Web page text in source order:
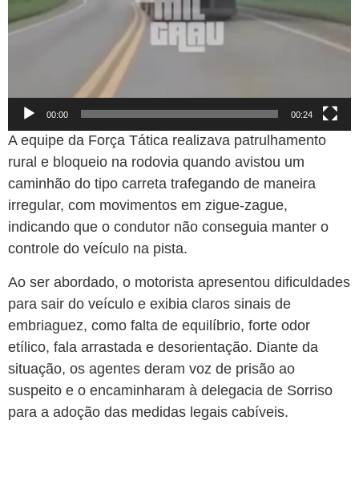
00:00 00:24
A equipe da Força Tática realizava patrulhamento
rural e bloqueio na rodovia quando avistou um
caminhão do tipo carreta trafegando de maneira
irregular, com movimentos em zigue-zague,
indicando que o condutor não conseguia manter o
controle do veículo na pista.
Ao ser abordado, o motorista apresentou dificuldades
para sair do veículo e exibia claros sinais de
embriaguez, como falta de equilíbrio, forte odor
etílico, fala arrastada e desorientação. Diante da
situação, os agentes deram voz de prisão ao
suspeito e o encaminharam à delegacia de Sorriso
para a adoção das medidas legais cabíveis.